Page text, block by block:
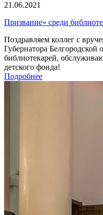
21.06.2021
Призвание» среди
Поздравляем коллег с
Губернатора Белгородской
библиотекарей,
детского фонда!
Подробнее